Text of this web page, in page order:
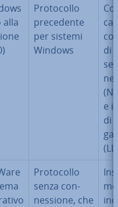
alla
Pro­to­col­lo
pre­ce­den­te
per sistemi
Windows
di
ne
e
di
Pro­to­col­lo
senza con­
nes­sio­ne, che